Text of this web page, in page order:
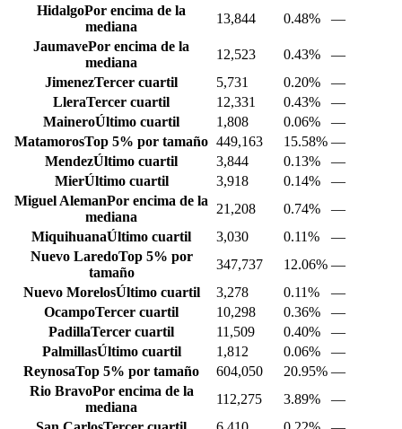
HidalgoPor encima de la
mediana
13,844 0.48%
—
JaumavePor encima de la
mediana
12,523 0.43%
—
JimenezTercer cuartil 5,731 0.20%
—
LleraTercer cuartil 12,331 0.43%
—
MaineroÚltimo cuartil 1,808 0.06%
—
MatamorosTop 5% por tamaño 449,163 15.58% —
MendezÚltimo cuartil 3,844 0.13%
—
MierÚltimo cuartil 3,918 0.14%
—
Miguel AlemanPor encima de la
mediana
21,208 0.74%
—
MiquihuanaÚltimo cuartil 3,030 0.11%
—
Nuevo LaredoTop 5% por
tamaño
347,737 12.06% —
Nuevo MorelosÚltimo cuartil 3,278 0.11%
—
OcampoTercer cuartil 10,298 0.36%
—
PadillaTercer cuartil 11,509 0.40%
—
PalmillasÚltimo cuartil 1,812 0.06%
—
ReynosaTop 5% por tamaño 604,050 20.95% —
Rio BravoPor encima de la
mediana
112,275 3.89%
—